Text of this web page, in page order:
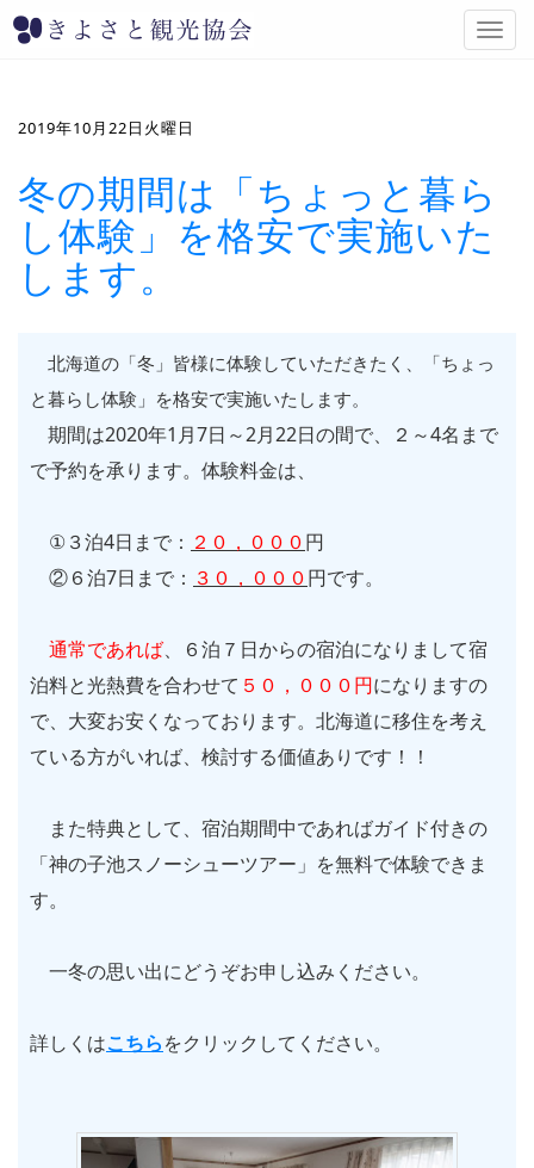
T
o
a
i
o
2019年10月22日火曜日
冬の期間は「ちょっと暮ら
し体験」を格安で実施いた
します。
北海道の「冬」皆様に体験していただきたく、「ちょっ
と暮らし体験」を格安で実施いたします。
期間は2020年1 月7日～2月22日の間で、２～4名まで
で予約を承ります。体験料金は、
①３泊4日まで： ２０，０００円
②６泊7日まで： ３０，０００円です。
通常であれば、６泊７日からの宿泊になりまして宿
泊料と光熱費を合わせて ５０，０００円になりますの
で、大変お安くなっております。北海道に移住を考え
ている方がいれば、検討する価値ありです！！
また特典として、宿泊期間中であればガイド付きの
「神の子池スノーシューツアー」を無料で体験できま
す。
一冬の思い出にどうぞお申し込みください。
詳しくはこちらをクリックしてください。